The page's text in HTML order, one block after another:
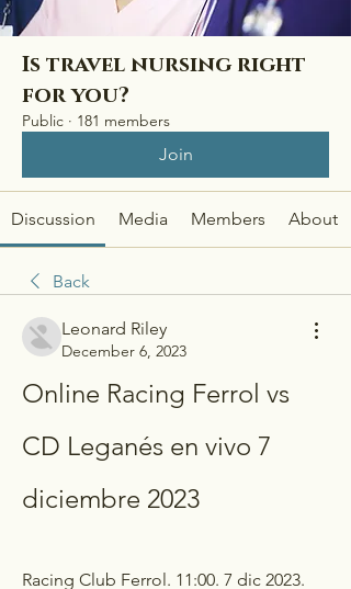
Is travel nursing right
for you?
Public · 181 members
Join
Discussion Media Members About
Back
Leonard Riley
December 6, 2023
Online Racing Ferrol vs
CD Leganés en vivo 7
diciembre 2023
Racing Club Ferrol. 11:00. 7 dic 2023.